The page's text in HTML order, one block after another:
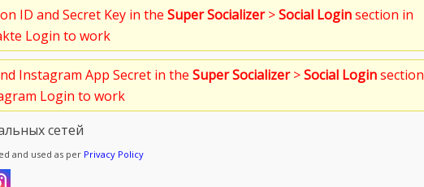
ID and Secret Key in the Super Socializer>Social Loginsection in
Login to work
Instagram App Secret in the Super Socializer>Social Loginsection
Login to work
сетей
and used as per Privacy Policy